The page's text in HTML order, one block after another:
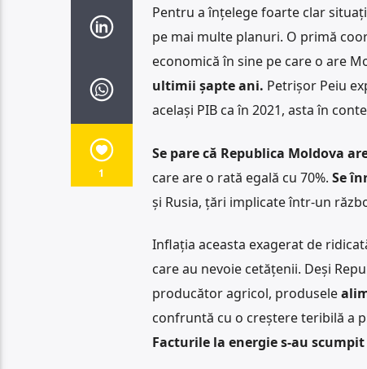
1
Pentru a înțelege foarte clar
pe mai multe planuri. O primă
economică în sine pe care o are
ultimii șapte ani. Petrișor Peiu
același PIB ca în 2021, asta în
Se pare că Republica Moldova
care are o rată egală cu 70%. Se
și Rusia, țări implicate într-un
Inflația aceasta exagerat de
care au nevoie cetățenii. Deși
producător agricol, produsele
confruntă cu o creștere teribilă a
Facturile la energie s-au